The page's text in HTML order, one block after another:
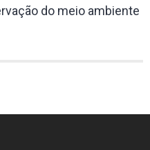
do meio ambiente